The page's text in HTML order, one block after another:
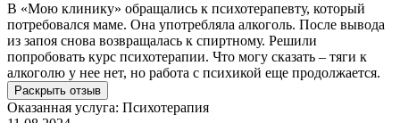
В «Мою клинику» обращались к психотерапевту, который
потребовался маме. Она употребляла алкоголь. После вывода
из запоя снова возвращалась к спиртному. Решили
попробовать курс психотерапии. Что могу сказать – тяги к
алкоголю у нее нет, но работа с психикой еще продолжается.
Раскрыть отзыв
Оказанная услуга: Психотерапия